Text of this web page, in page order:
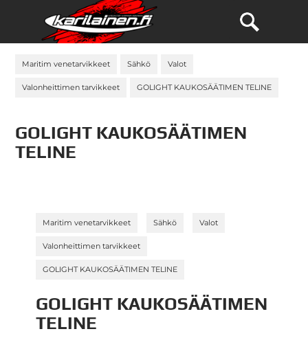
Maritim venetarvikkeet Sähkö Valot
Valonheittimen tarvikkeet GOLIGHT KAUKOSÄÄTIMEN TELINE
GOLIGHT KAUKOSÄÄTIMEN
TELINE
Maritim venetarvikkeet Sähkö Valot
Valonheittimen tarvikkeet
GOLIGHT KAUKOSÄÄTIMEN TELINE
GOLIGHT KAUKOSÄÄTIMEN
TELINE